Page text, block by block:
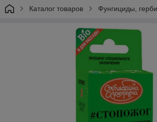
Каталог товаров Фунгициды,